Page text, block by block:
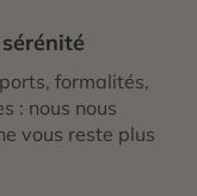
formalités,
: nous nous
vous reste plus